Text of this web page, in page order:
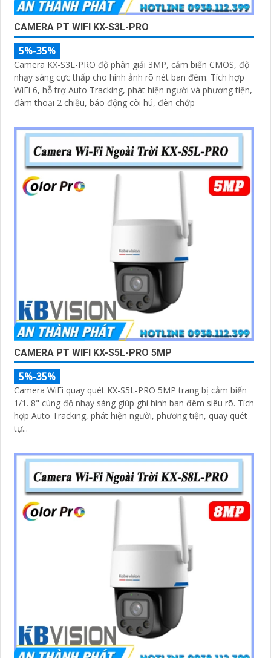
CAMERA PT WIFI KX-S3L-PRO
5%-35%
Camera KX-S3L-PRO độ phân giải 3MP, cảm biến CMOS, độ
nhạy sáng cực thấp cho hình ảnh rõ nét ban đêm. Tích hợp
WiFi 6, hỗ trợ Auto Tracking, phát hiện người và phương tiện,
đàm thoại 2 chiều, báo động còi hú, đèn chớp
CAMERA PT WIFI KX-S5L-PRO 5MP
5%-35%
Camera WiFi quay quét KX-S5L-PRO 5MP trang bị cảm biến
1/1. 8" cùng độ nhạy sáng giúp ghi hình ban đêm siêu rõ. Tích
hợp Auto Tracking, phát hiện người, phương tiện, quay quét
tự...